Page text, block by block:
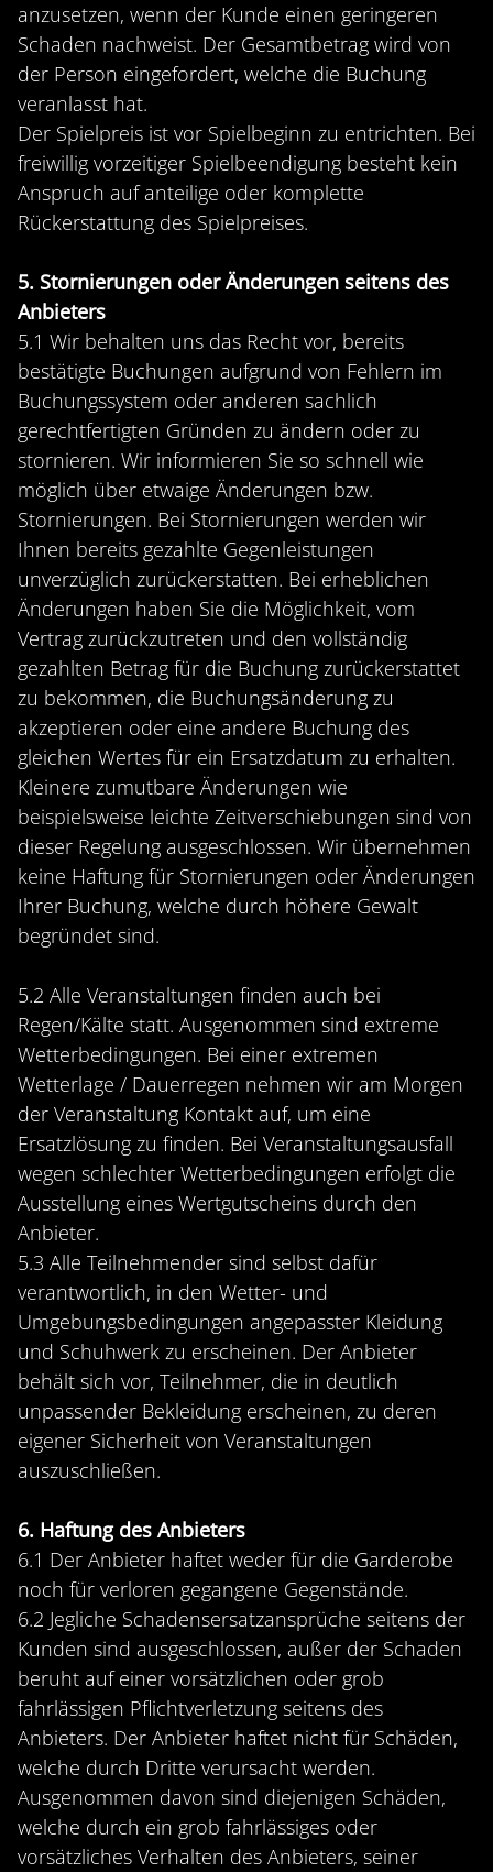
anzusetzen, wenn der Kunde einen geringeren
Schaden nachweist. Der Gesamtbetrag wird von
der Person eingefordert, welche die Buchung
veranlasst hat.
Der Spielpreis ist vor Spielbeginn zu entrichten. Bei
freiwillig vorzeitiger Spielbeendigung besteht kein
Anspruch auf anteilige oder komplette
Rückerstattung des Spielpreises.
5. Stornierungen oder Änderungen seitens des
Anbieters
5.1 Wir behalten uns das Recht vor, bereits
bestätigte Buchungen aufgrund von Fehlern im
Buchungssystem oder anderen sachlich
gerechtfertigten Gründen zu ändern oder zu
stornieren. Wir informieren Sie so schnell wie
möglich über etwaige Änderungen bzw.
Stornierungen. Bei Stornierungen werden wir
Ihnen bereits gezahlte Gegenleistungen
unverzüglich zurückerstatten. Bei erheblichen
Änderungen haben Sie die Möglichkeit, vom
Vertrag zurückzutreten und den vollständig
gezahlten Betrag für die Buchung zurückerstattet
zu bekommen, die Buchungsänderung zu
akzeptieren oder eine andere Buchung des
gleichen Wertes für ein Ersatzdatum zu erhalten.
Kleinere zumutbare Änderungen wie
beispielsweise leichte Zeitverschiebungen sind von
dieser Regelung ausgeschlossen. Wir übernehmen
keine Haftung für Stornierungen oder Änderungen
Ihrer Buchung, welche durch höhere Gewalt
begründet sind.
5.2 Alle Veranstaltungen finden auch bei
Regen/Kälte statt. Ausgenommen sind extreme
Wetterbedingungen. Bei einer extremen
Wetterlage / Dauerregen nehmen wir am Morgen
der Veranstaltung Kontakt auf, um eine
Ersatzlösung zu finden. Bei Veranstaltungsausfall
wegen schlechter Wetterbedingungen erfolgt die
Ausstellung eines Wertgutscheins durch den
Anbieter.
5.3 Alle Teilnehmender sind selbst dafür
verantwortlich, in den Wetter- und
Umgebungsbedingungen angepasster Kleidung
und Schuhwerk zu erscheinen. Der Anbieter
behält sich vor, Teilnehmer, die in deutlich
unpassender Bekleidung erscheinen, zu deren
eigener Sicherheit von Veranstaltungen
auszuschließen.
6. Haftung des Anbieters
6.1 Der Anbieter haftet weder für die Garderobe
noch für verloren gegangene Gegenstände.
6.2 Jegliche Schadensersatzansprüche seitens der
Kunden sind ausgeschlossen, außer der Schaden
beruht auf einer vorsätzlichen oder grob
fahrlässigen Pflichtverletzung seitens des
Anbieters. Der Anbieter haftet nicht für Schäden,
welche durch Dritte verursacht werden.
Ausgenommen davon sind diejenigen Schäden,
welche durch ein grob fahrlässiges oder
vorsätzliches Verhalten des Anbieters, seiner